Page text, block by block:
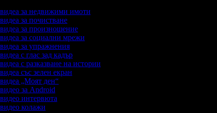
видеа за недвижими имоти
за почистване
видеа за произношение
видеа за социални мрежи
видеа за упражнения
с глас зад кадър
с разказване на истории
със зелен екран
видеа „Моят ден“
за Android
видео интервюта
видео колажи